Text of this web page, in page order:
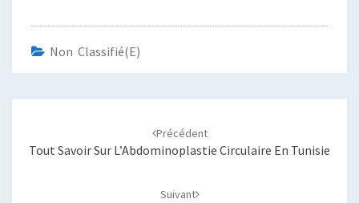
Non Classifié(e)
Précédent
Tout Savoir Sur L’Abdominoplastie Circulaire En Tunisie
Suivant